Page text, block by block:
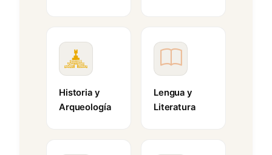
Historia y
Arqueología
Lengua y
Literatura